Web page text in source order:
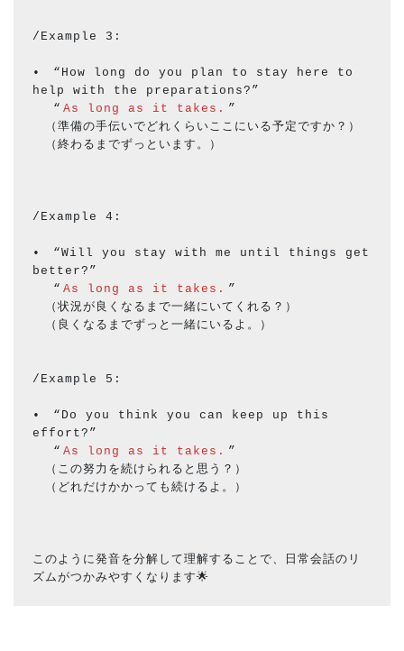
/Example 3:
•　“How long do you plan to stay here to
help with the preparations?”
“ As long as it takes. ”
（準備の手伝いでどれくらいここにいる予定ですか？）
（終わるまでずっといます。）
/Example 4:
•　“Will you stay with me until things get
better?”
“ As long as it takes. ”
（状況が良くなるまで一緒にいてくれる？）
（良くなるまでずっと一緒にいるよ。）
/Example 5:
•　“Do you think you can keep up this
effort?”
“ As long as it takes. ”
（この努力を続けられると思う？）
（どれだけかかっても続けるよ。）
このように発音を分解して理解することで、日常会話のリ
ズムがつかみやすくなります🌟